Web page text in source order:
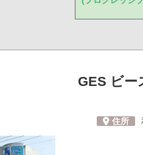
GES ビー
住所